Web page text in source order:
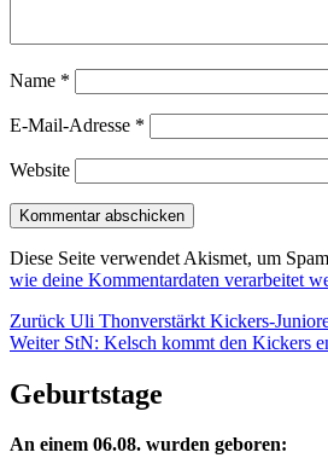
Name *
E-Mail-Adresse *
Website
Diese Seite verwendet Akismet, um
wie deine Kommentardaten verarbeitet
Beitragsnavigation
Zurück Vorheriger
Beitrag:
Uli Thonverstärkt Kickers-
Weiter Nächster
StN: Kelsch kommt den Kickers
Geburtstage
An einem 06.08. wurden geboren: